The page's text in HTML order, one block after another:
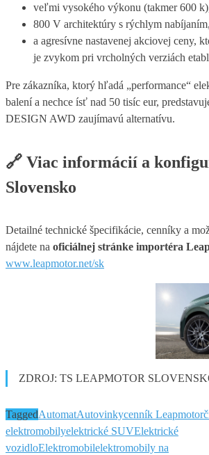
veľmi vysokého výkonu (takmer 600
800 V architektúry s rýchlym nabíjaním,
a agresívne nastavenej akciovej ceny,
je zvykom pri vrcholných verziách
Pre zákazníka, ktorý hľadá „performance“
balení a nechce ísť nad 50 tisíc eur,
DESIGN AWD zaujímavú alternatívu.
🔗 Viac informácií a
Slovensko
Detailné technické špecifikácie, cenníky a
nájdete na oficiálnej stránke importéra
www.leapmotor.net/sk
ZDROJ: TS LEAPMOTOR
TaggedAutomatAutovinkycenník Leapmotor
elektromobilyelektrické SUVElektrické
vozidloElektromobilelektromobily na